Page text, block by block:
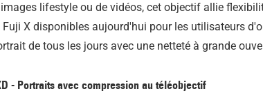
lifestyle ou de vidéos, cet objectif allie
X disponibles aujourd'hui pour les utilisateurs
de tous les jours avec une netteté à grande
- Portraits avec compression au téléobjectif